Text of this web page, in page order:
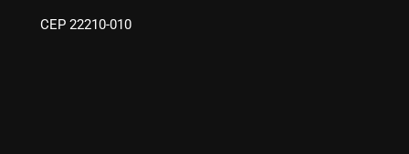
CEP 22210-010